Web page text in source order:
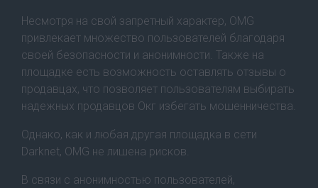
Несмотря на свой запретный характер, OMG
привлекает множество пользователей благодаря
своей безопасности и анонимности. Также на
площадке есть возможность оставлять отзывы о
продавцах, что позволяет пользователям выбирать
надежных продавцов Окг избегать мошенничества.
Однако, как и любая другая площадка в сети
Darknet, OMG не лишена рисков.
В связи с анонимностью пользователей,